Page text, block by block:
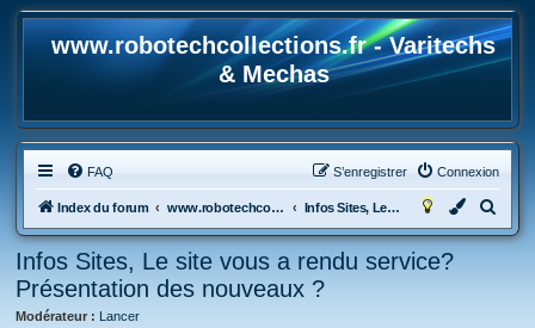
www.robotechcollections.fr - Varitechs
& Mechas
FAQ Connexion
S’enregistrer
Index du forum www.robotechcollections.fr - Robotech & Macross Toys French Forum !!! Infos Sites, Le site vous a rendu service? Présentation des nouveaux ?
e
Infos Sites, Le site vous a rendu service?
Présentation des nouveaux ?
Modérateur : Lancer